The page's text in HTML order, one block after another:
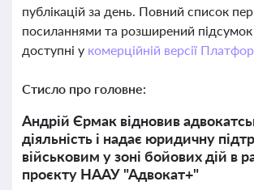
публікацій за день. Повний список
посиланнями та розширений
доступні у комерційній версії
Стисло про головне:
Андрій Єрмак відновив
діяльність і надає юридичну
військовим у зоні бойових дій в
проєкту НААУ "Адвокат+"